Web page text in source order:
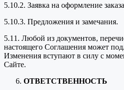
5.10.2. Заявка на оформление
5.10.3. Предложения и замечания.
5.11. Любой из документов,
настоящего Соглашения может
Изменения вступают в силу с
Сайте.
ОТВЕТСТВЕННОСТЬ